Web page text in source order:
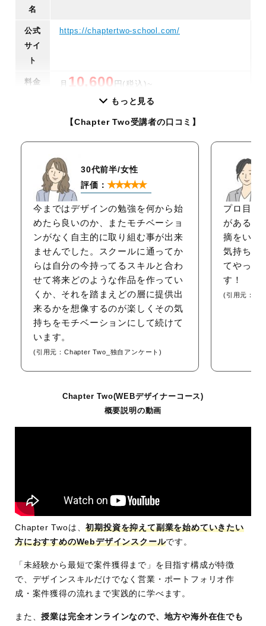
名
公式
サイ
ト
https://chaptertwo-school.com/
料金 月 10,600 円(税込)~
副業から始めたい：★★★★★
未経験で始めたい：★★★★☆
最短3カ月
講座
時間
週1回2時間(全12回)
学習
イル
完全オンライン
学習
内
容・
コー
ス
Photoshop/Figma/Illustrator基礎/色相基礎/LPデ
ザイン/バナー基礎/営業/企画スキル/ポートフォ
リオ制作/名刺作成/商談スキルなど
※卒業後はChapter Twoが無制限でサポート
卒業後の相談・質問サポート
もっと見る
【Chapter Two受講者の口コミ】
30代前半/女性
評価：★★★★★
今まではデザインの勉強を何から始
めたら良いのか、またモチベーショ
ンがなく自主的に取り組む事が出来
ませんでした。スクールに通ってか
らは自分の今持ってるスキルと合わ
せて将来どのような作品を作ってい
くか、それを踏まえどの層に提供出
来るかを想像するのが楽しくその気
持ちをモチベーションにして続けて
います。
(引用元：Chapter Two_独自アンケート)
プロ目線
がある気
摘をいた
気持ちと
てやっぱ
す！
(引用元：
Chapter Two(WEBデザイナーコース)
概要説明の動画
Chapter Twoは、初期投資を抑えて副業を始めていきたい
方におすすめのWebデザインスクールです。
「未経験から最短で案件獲得まで」を目指す構成が特徴
で、デザインスキルだけでなく営業・ポートフォリオ作
成・案件獲得の流れまで実践的に学べます。
また、授業は完全オンラインなので、地方や海外在住でも